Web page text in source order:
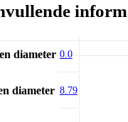
diameter 0.0
diameter 8.79